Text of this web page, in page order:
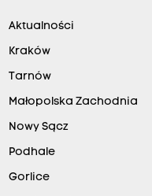
Aktualności
Kraków
Tarnów
Małopolska Zachodnia
Nowy Sącz
Podhale
Gorlice